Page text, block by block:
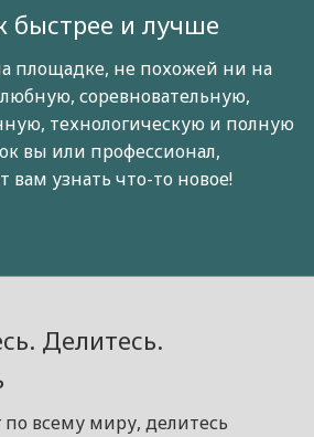
быстрее и лучше
площадке, не похожей ни на
соревновательную,
технологическую и полную
вы или профессионал,
вам узнать что-то новое!
Делитесь.
по всему миру, делитесь